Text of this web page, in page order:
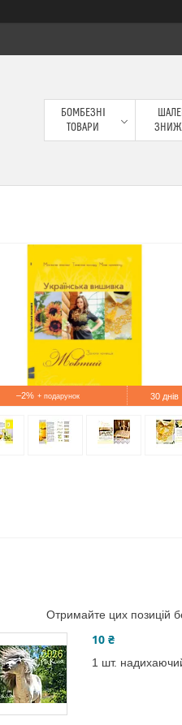
БОМБЕЗНІ
ТОВАРИ
–2% 30 днів
Отримайте цих позицій
10 ₴
1 шт.